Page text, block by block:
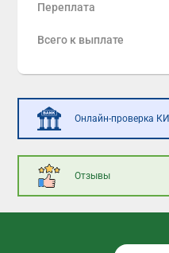
Переплата
Всего к выплате
Онлайн-проверка КИ
Отзывы